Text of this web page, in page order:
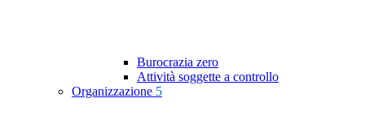
Burocrazia zero
Attività soggette a controllo
Organizzazione 5